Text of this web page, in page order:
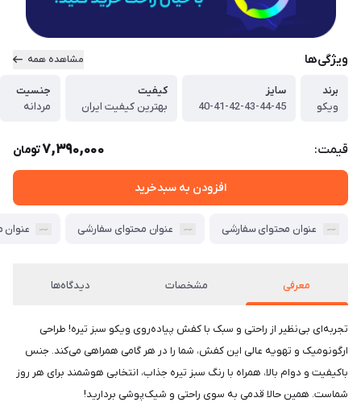
ویژگی‌ها مشاهده همه
برند
ویکو
سایز
40-41-42-43-44-45
کیفیت
بهترین کیفیت ایران
جنسیت
مردانه
قیمت: 7,390,000تومان
افزودن به سبدخرید
عنوان محتوای سفارشی عنوان محتوای سفارشی عنوان
معرفی مشخصات دیدگاه‌ها
تجربه‌ای بی‌نظیر از راحتی و سبک با کفش پیاده‌روی ویکو سبز تیره! طراحی
ارگونومیک و تهویه عالی این کفش، شما را در هر گامی همراهی می‌کند. جنس
باکیفیت و دوام بالا، همراه با رنگ سبز تیره جذاب، انتخابی هوشمند برای هر روز
شماست. همین حالا قدمی به سوی راحتی و شیک‌پوشی بردارید!